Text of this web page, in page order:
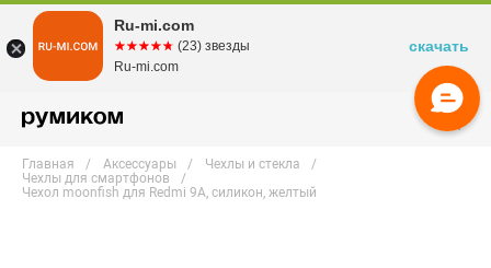
Главная Аксессуары
Чехлы и стекла
Чехлы для смартфонов
Чехол moonfish для Redmi 9A, силикон, желтый
Ru-mi.com
☆☆☆☆☆
★★★★★ (23) звезды
Ru-mi.com
скачать